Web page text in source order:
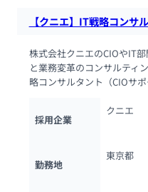
【クニエ】IT戦略コンサ
株式会社クニエのCIOやIT
と業務変革のコンサルティ
略コンサルタント（CIOサポ
採用企業
クニエ
勤務地
東京都